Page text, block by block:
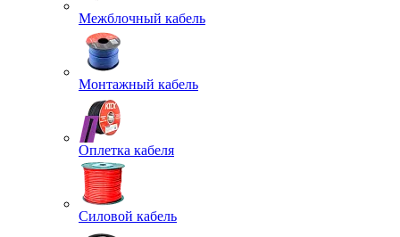
Межблочный кабель
Монтажный кабель
Оплетка кабеля
Силовой кабель